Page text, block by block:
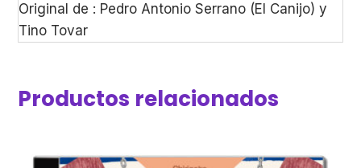
Original de : Pedro Antonio Serrano (El Canijo) y
Tino Tovar
Productos relacionados